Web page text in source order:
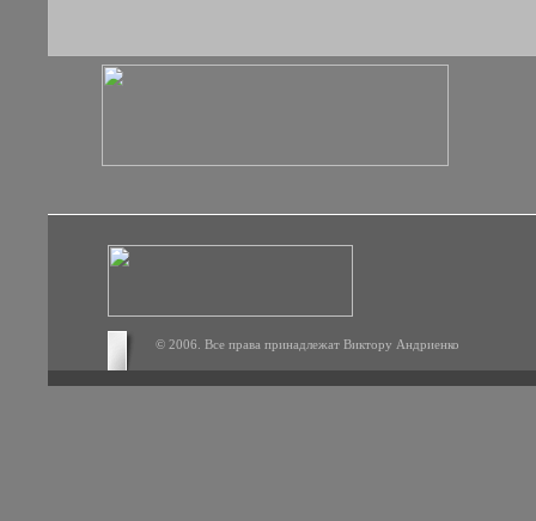
© 2006. Все права принадлежат Виктору Андриенко